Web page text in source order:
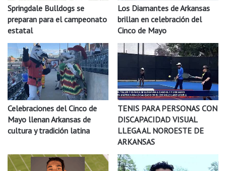
Springdale Bulldogs se
preparan para el campeonato
estatal
Los Diamantes de Arkansas
brillan en celebración del
Cinco de Mayo
Celebraciones del Cinco de
Mayo llenan Arkansas de
cultura y tradición latina
TENIS PARA PERSONAS CON
DISCAPACIDAD VISUAL
LLEGA AL NOROESTE DE
ARKANSAS